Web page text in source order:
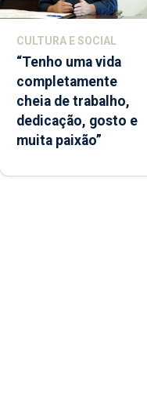
CULTURA E SOCIAL
“Tenho uma vida
completamente
cheia de trabalho,
dedicação, gosto e
muita paixão”